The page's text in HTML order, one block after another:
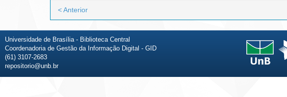
< Anterior
Universidade de Brasília - Biblioteca Central
Coordenadoria de Gestão da Informação Digital - GID
(61) 3107-2683
repositorio@unb.br